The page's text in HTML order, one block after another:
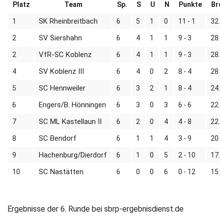
Platz Team Sp. S U N Punkte
1 SK Rheinbreitbach 6 5 1 0 11 - 1
2 SV Siershahn 6 4 1 1 9 - 3
2 VfR-SC Koblenz 6 4 1 1 9 - 3
4 SV Koblenz III 6 4 0 2 8 - 4
5 SC Hennweiler 6 3 2 1 8 - 4
6 Engers/B. Hönningen 6 3 0 3 6 - 6
7 SC ML Kastellaun II 6 2 0 4 4 - 8
8 SC Bendorf 6 1 1 4 3 - 9
9 Hachenburg/Dierdorf 6 1 0 5 2 - 10
10 SC Nastätten 6 0 0 6 0 - 12
Ergebnisse der 6. Runde bei sbrp-ergebnisdienst.de